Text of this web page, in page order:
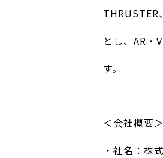
THRUSTER
とし、AR・
す。
＜会社概要＞
・社名：株